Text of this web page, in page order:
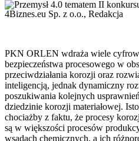
4Biznes.eu Sp. z o.o., Redakcja
PKN ORLEN wdraża wiele
bezpieczeństwa procesowego w
przeciwdziałania korozji oraz
inteligencją, jednak dynamiczny
poszukiwania kolejnych
dziedzinie korozji materiałowej.
chociażby z faktu, że procesy
są w większości procesów
wsadach chemicznych, a ich